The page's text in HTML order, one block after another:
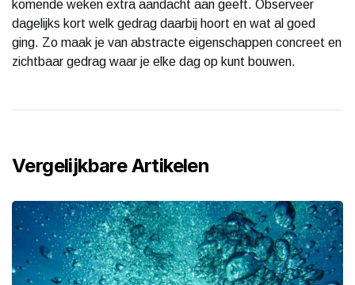
komende weken extra aandacht aan geeft. Observeer
dagelijks kort welk gedrag daarbij hoort en wat al goed
ging. Zo maak je van abstracte eigenschappen concreet en
zichtbaar gedrag waar je elke dag op kunt bouwen.
Vergelijkbare Artikelen